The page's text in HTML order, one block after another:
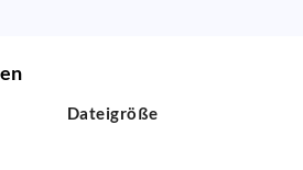
Dateigröße